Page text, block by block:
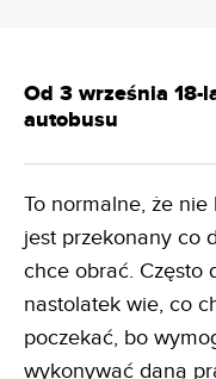
Od 3 września 18-
autobusu
To normalne, że nie
jest przekonany co
chce obrać. Często
nastolatek wie, co
poczekać, bo
wykonywać daną